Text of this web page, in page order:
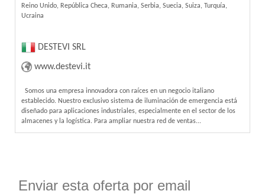
Reino Unido, República Checa, Rumania, Serbia, Suecia, Suiza, Turquía,
Ucraina
DESTEVI SRL
www.destevi.it
Somos una empresa innovadora con raíces en un negocio italiano
establecido. Nuestro exclusivo sistema de iluminación de emergencia está
diseñado para aplicaciones industriales, especialmente en el sector de los
almacenes y la logística. Para ampliar nuestra red de ventas...
Enviar esta oferta por email